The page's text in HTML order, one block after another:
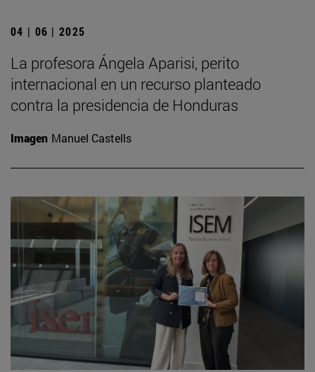
04 | 06 | 2025
La profesora Ángela Aparisi, perito
internacional en un recurso planteado
contra la presidencia de Honduras
Imagen Manuel Castells